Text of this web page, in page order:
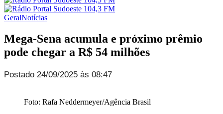
GeralNotícias
Mega-Sena acumula e próximo prêmio
pode chegar a R$ 54 milhões
Postado 24/09/2025 às 08:47
Foto: Rafa Neddermeyer/Agência Brasil